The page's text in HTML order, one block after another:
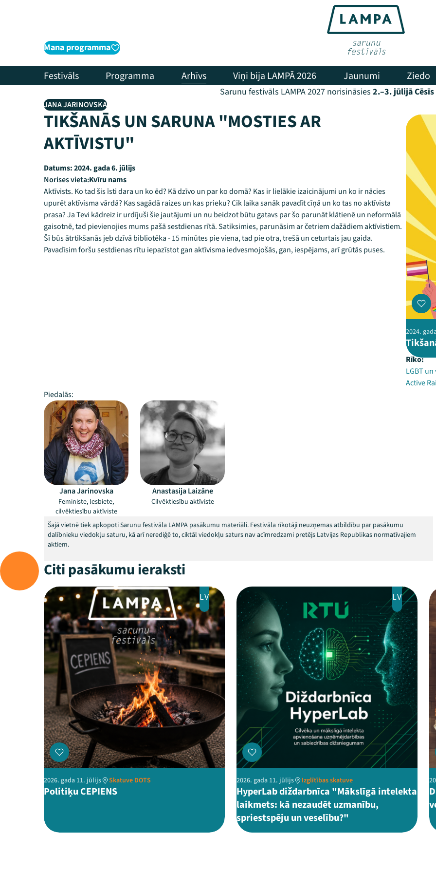
Mana programma
Festivāls Programma Arhīvs Viņi bija LAMPĀ 2026 Jaunumi Ziedo
Sarunu festivāls LAMPA 2027 norisināsies 2.–3. jūlijā Cēsīs
JANA JARINOVSKA
TIKŠANĀS UN SARUNA "MOSTIES AR
AKTĪVISTU"
Datums:2024. gada 6. jūlijs
Norises vieta:Kvīru nams
Aktīvists. Ko tad šis īsti dara un ko ēd? Kā dzīvo un par ko domā? Kas ir lielākie izaicinājumi un ko ir nācies
upurēt aktīvisma vārdā? Kas sagādā raizes un kas prieku? Cik laika sanāk pavadīt cīņā un ko tas no aktīvista
prasa? Ja Tevi kādreiz ir urdījuši šie jautājumi un nu beidzot būtu gatavs par šo parunāt klātienē un neformālā
gaisotnē, tad pievienojies mums pašā sestdienas rītā. Satiksimies, parunāsim ar četriem dažādiem aktīvistiem.
Šī būs ātrtikšanās jeb dzīvā bibliotēka - 15 minūtes pie viena, tad pie otra, trešā un ceturtais jau gaida.
Pavadīsim foršu sestdienas rītu iepazīstot gan aktīvisma iedvesmojošās, gan, iespējams, arī grūtās puses.
2024.
Rīko:
LGBT
Active
Piedalās:
Jana Jarinovska
Feministe, lesbiete,
cilvēktiesību aktīviste
Anastasija Laizāne
Cilvēktiesību aktīviste
Šajā vietnē tiek apkopoti Sarunu festivāla LAMPA pasākumu materiāli. Festivāla rīkotāji neuzņemas atbildību par pasākumu
dalībnieku viedokļu saturu, kā arī nerediģē to, ciktāl viedokļu saturs nav acīmredzami pretējs Latvijas Republikas normatīvajiem
aktiem.
Citi pasākumu ieraksti
LV
2026. gada 11. jūlijs Skatuve DOTS
Politiķu CEPIENS
LV
2026. gada 11. jūlijs Izglītības skatuve
HyperLab diždarbnīca "Mākslīgā intelekta
laikmets: kā nezaudēt uzmanību,
spriestspēju un veselību?"